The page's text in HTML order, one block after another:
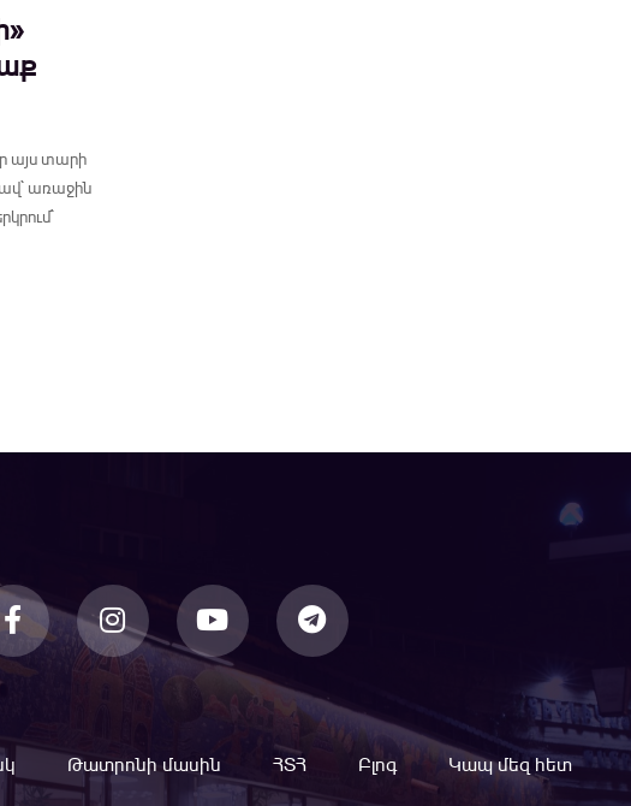
այս տարի
առաջին
Թատրոնի մասին ՀՏՀ Բլոգ Կապ մեզ հետ